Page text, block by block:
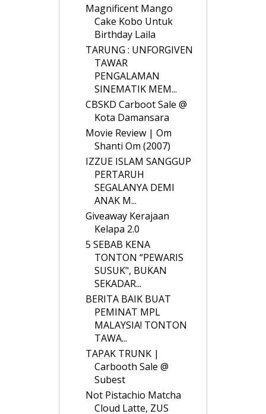
Magnificent Mango
Cake Kobo Untuk
Birthday Laila
TARUNG : UNFORGIVEN
TAWAR
PENGALAMAN
SINEMATIK MEM...
CBSKD Carboot Sale @
Kota Damansara
Movie Review | Om
Shanti Om (2007)
IZZUE ISLAM SANGGUP
PERTARUH
SEGALANYA DEMI
ANAK M...
Giveaway Kerajaan
Kelapa 2.0
5 SEBAB KENA
TONTON “PEWARIS
SUSUK", BUKAN
SEKADAR...
BERITA BAIK BUAT
PEMINAT MPL
MALAYSIA! TONTON
TAWA...
TAPAK TRUNK |
Carbooth Sale @
Subest
Not Pistachio Matcha
Cloud Latte, ZUS